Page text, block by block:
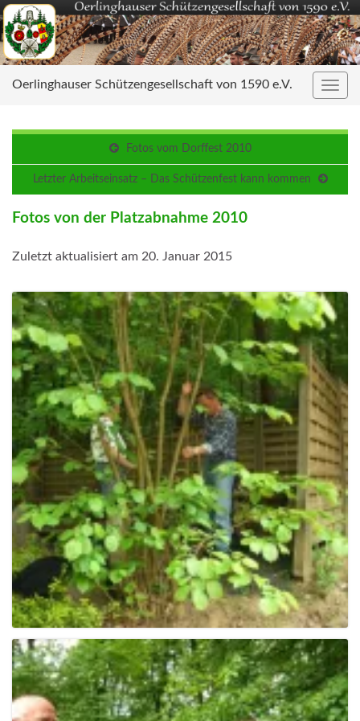
Oerlinghauser Schützengesellschaft von 1590 e.V.
Fotos vom Dorffest 2010
Letzter Arbeitseinsatz – Das Schützenfest kann kommen
Fotos von der Platzabnahme 2010
Zuletzt aktualisiert am 20. Januar 2015